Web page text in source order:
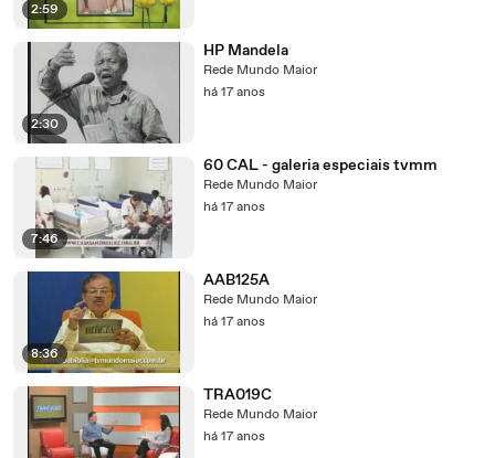
2:59
2:30
HP Mandela
Rede Mundo Maior
há 17 anos
7:46
60 CAL - galeria especiais tvmm
Rede Mundo Maior
há 17 anos
8:36
AAB125A
Rede Mundo Maior
há 17 anos
TRA019C
Rede Mundo Maior
há 17 anos